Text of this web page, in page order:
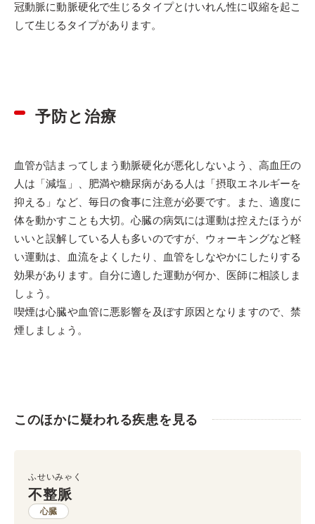
冠動脈に動脈硬化で生じるタイプとけいれん性に収縮を起こ
して生じるタイプがあります。
予防と治療
血管が詰まってしまう動脈硬化が悪化しないよう、高血圧の
人は「減塩」、肥満や糖尿病がある人は「摂取エネルギーを
抑える」など、毎日の食事に注意が必要です。また、適度に
体を動かすことも大切。心臓の病気には運動は控えたほうが
いいと誤解している人も多いのですが、ウォーキングなど軽
い運動は、血流をよくしたり、血管をしなやかにしたりする
効果があります。自分に適した運動が何か、医師に相談しま
しょう。
喫煙は心臓や血管に悪影響を及ぼす原因となりますので、禁
煙しましょう。
このほかに疑われる疾患を見る
ふせいみゃく
不整脈
心臓